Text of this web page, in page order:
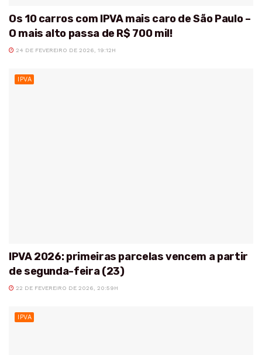
Os 10 carros com IPVA mais caro de São Paulo –
O mais alto passa de R$ 700 mil!
24 DE FEVEREIRO DE 2026, 19:12H
IPVA
IPVA 2026: primeiras parcelas vencem a partir
de segunda-feira (23)
22 DE FEVEREIRO DE 2026, 20:59H
IPVA